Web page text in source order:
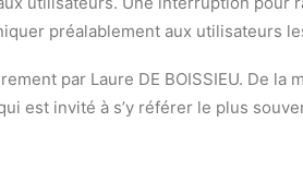
préalablement aux utilisateurs
par Laure DE BOISSIEU. De
est invité à s’y référer le plus